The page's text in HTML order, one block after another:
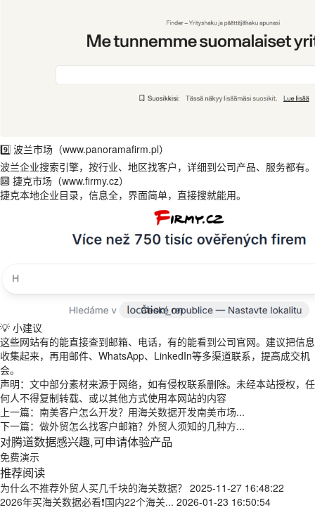
9️⃣ 波兰市场（www.panoramafirm.pl）
波兰企业搜索引擎，按行业、地区找客户，详细到公司产品、服务都有。
🔟 捷克市场（www.firmy.cz）
捷克本地企业目录，信息全，界面简单，直接搜就能用。
💡 小建议
这些网站有的能直接查到邮箱、电话，有的能看到公司官网。建议把信息
收集起来，再用邮件、WhatsApp、LinkedIn等多渠道联系，提高成交机
会。
声明：文中部分素材来源于网络，如有侵权联系删除。未经本站授权，任
何人不得复制转载、或以其他方式使用本网站的内容
上一篇： 南美客户怎么开发？用海关数据开发南美市场...
下一篇： 做外贸怎么找客户邮箱？外贸人须知的几种方...
对腾道数据感兴趣,可申请体验产品
免费演示
推荐阅读
为什么不推荐外贸人买几千块的海关数据？ 2025-11-27 16:48:22
2026年买海关数据必看❗国内22个海关... 2026-01-23 16:50:54